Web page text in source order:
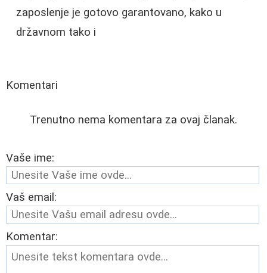
zaposlenje je gotovo garantovano, kako u
državnom tako i
Komentari
Trenutno nema komentara za ovaj članak.
Vaše ime:
Vaš email:
Komentar: